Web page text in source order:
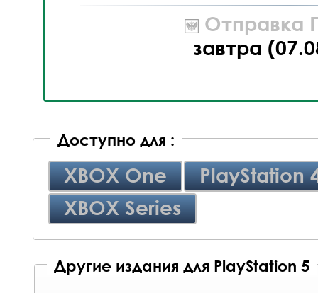
Отправка
завтра
Доступно для :
XBOX One
PlayStation
XBOX Series
Другие издания для PlayStation 5